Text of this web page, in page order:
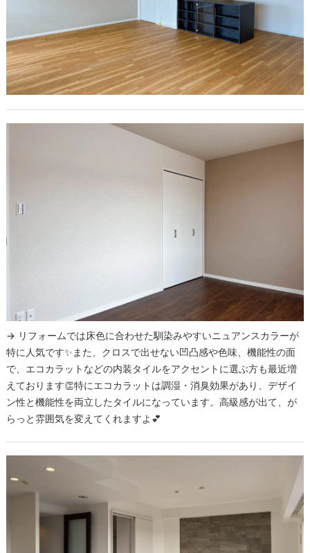
→ リフォームでは床色に合わせた馴染みやすいニュアンスカラーが
特に人気です✨また、クロスで出せない凹凸感や色味、機能性の面
で、エコカラットなどの内装タイルをアクセントに選ぶ方も最近増
えております👏特にエコカラットは調湿・消臭効果があり、デザイ
ン性と機能性を両立したタイルになっています。高級感が出て、が
らっと雰囲気を変えてくれますよ💕